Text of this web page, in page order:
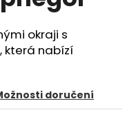
okraji s
která nabízí
doručení